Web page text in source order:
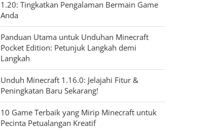
1.20: Tingkatkan Pengalaman Bermain Game
Anda
Panduan Utama untuk Unduhan Minecraft
Pocket Edition: Petunjuk Langkah demi
Langkah
Unduh Minecraft 1.16.0: Jelajahi Fitur &
Peningkatan Baru Sekarang!
10 Game Terbaik yang Mirip Minecraft untuk
Pecinta Petualangan Kreatif